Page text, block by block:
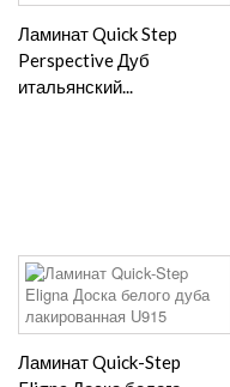
Ламинат Quick Step
Perspective Дуб
итальянский...
Ламинат Quick-Step